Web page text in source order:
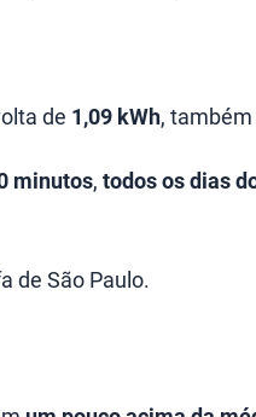
de 1,09 kWh,
minutos, todos os dias
de São Paulo.